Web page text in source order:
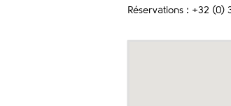
Réservations : +32